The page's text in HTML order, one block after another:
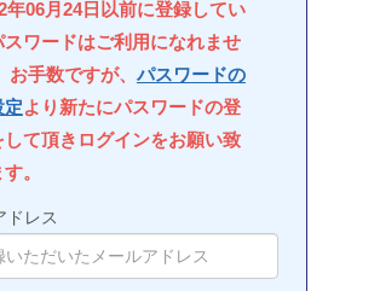
年06月24日以前に登録してい
スワードはご利用になれませ
お手数ですが、 パスワードの
定より新たにパスワードの登
して頂きログインをお願い致
。
ドレス